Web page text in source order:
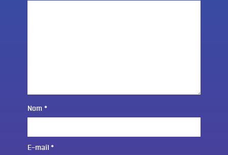
Nom *
E-mail *